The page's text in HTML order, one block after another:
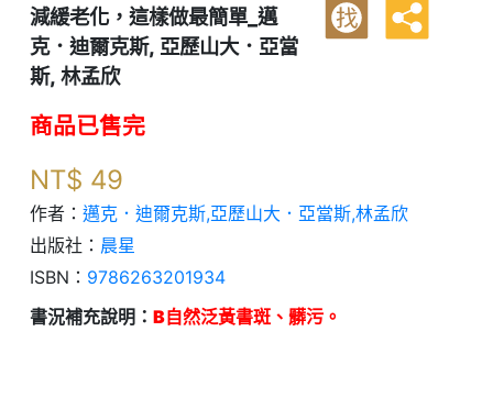
減緩老化，這樣做最簡單_邁
克．迪爾克斯, 亞歷山大．亞當
斯, 林孟欣
找
商品已售完
NT$ 49
作者： 邁克．迪爾克斯,亞歷山大．亞當斯,林孟欣
出版社： 晨星
ISBN： 9786263201934
書況補充說明： B自然泛黃書斑、髒污。